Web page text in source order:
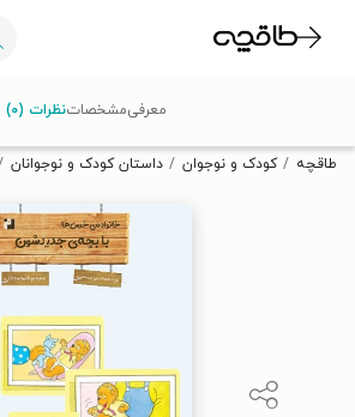
تخفیف از طاقچه دریافت کن.
طاقچه کودک و نوجوان داستان کودک و نوجوانان
معرفیمشخصاتنظرات (۰)